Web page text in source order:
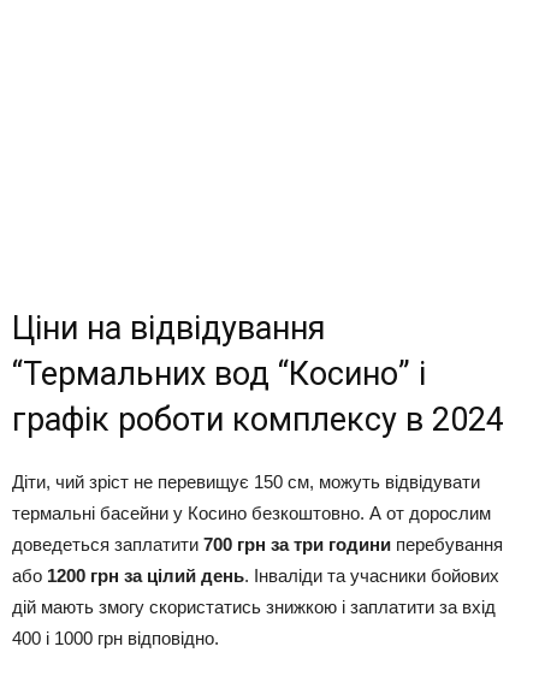
Ціни на відвідування
“Термальних вод “Косино” і
графік роботи комплексу в 2024
Діти, чий зріст не перевищує 150 см, можуть відвідувати
термальні басейни у Косино безкоштовно. А от дорослим
доведеться заплатити 700 грн за три години перебування
або 1200 грн за цілий день. Інваліди та учасники бойових
дій мають змогу скористатись знижкою і заплатити за вхід
400 і 1000 грн відповідно.